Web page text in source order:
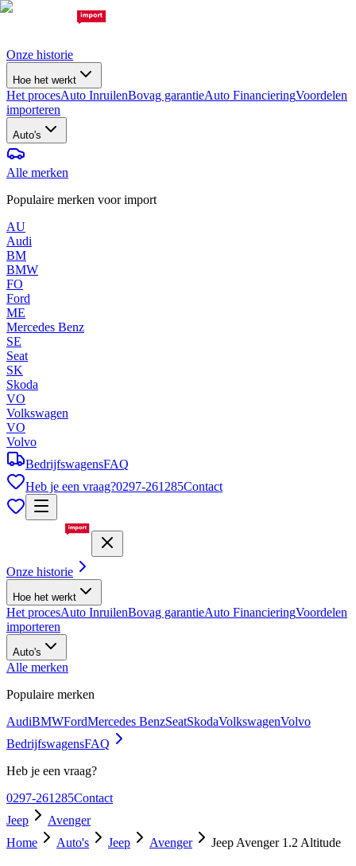
Onze historie
Hoe het werkt
Het procesAuto InruilenBovag garantieAuto FinancieringVoordelen
importeren
Auto's
Alle merken
Populaire merken voor import
AU
Audi
BM
BMW
FO
Ford
ME
Mercedes Benz
SE
Seat
SK
Skoda
VO
Volkswagen
VO
Volvo
BedrijfswagensFAQ
Heb je een vraag?0297-261285Contact
Onze historie
Hoe het werkt
Het procesAuto InruilenBovag garantieAuto FinancieringVoordelen
importeren
Auto's
Alle merken
Populaire merken
AudiBMWFordMercedes BenzSeatSkodaVolkswagenVolvo
BedrijfswagensFAQ
Heb je een vraag?
0297-261285Contact
Jeep
Avenger
Home
Auto's Jeep Avenger Jeep Avenger 1.2 Altitude